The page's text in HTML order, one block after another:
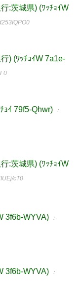
:茨城県) (ﾜｯﾁｮｲW
) (ﾜｯﾁｮｲW 7a1e-
ｮｲ 79f5-Qhwr) ：
:茨城県) (ﾜｯﾁｮｲW
cT0
3f6b-WYVA) ：
3f6b-WYVA) ：